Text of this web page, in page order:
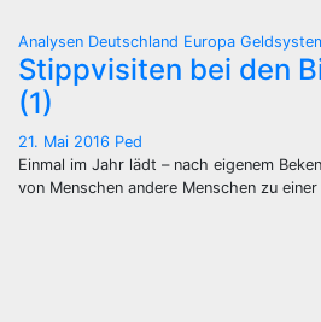
Analysen Deutschland Europa
Stippvisiten bei den
(1)
21. Mai 2016 Ped
Einmal im Jahr lädt – nach eigenem
von Menschen andere Menschen zu